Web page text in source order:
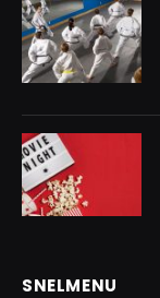
SNELMENU